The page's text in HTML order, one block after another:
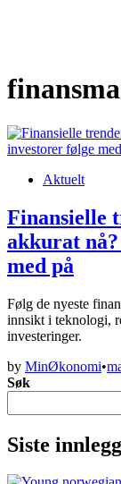
Posted Aktuelt
Finansielle
akkurat
med på
Følg de nyeste
innsikt i teknologi,
investeringer.
by MinØkonomi•
Søk
Siste innlegg